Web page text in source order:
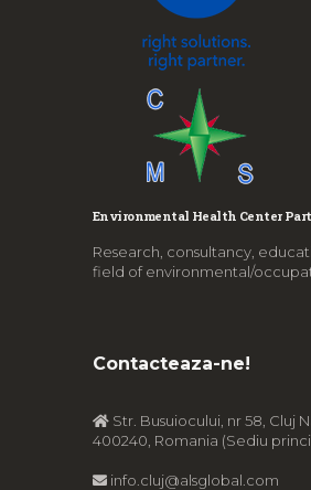
Environmental Health Center Part
Research, consultancy,
field of environmental/
Contacteaza-ne!
Str. Busuiocului, nr 58, Cluj
400240, Romania (Sediu
info.cluj@alsglobal.com